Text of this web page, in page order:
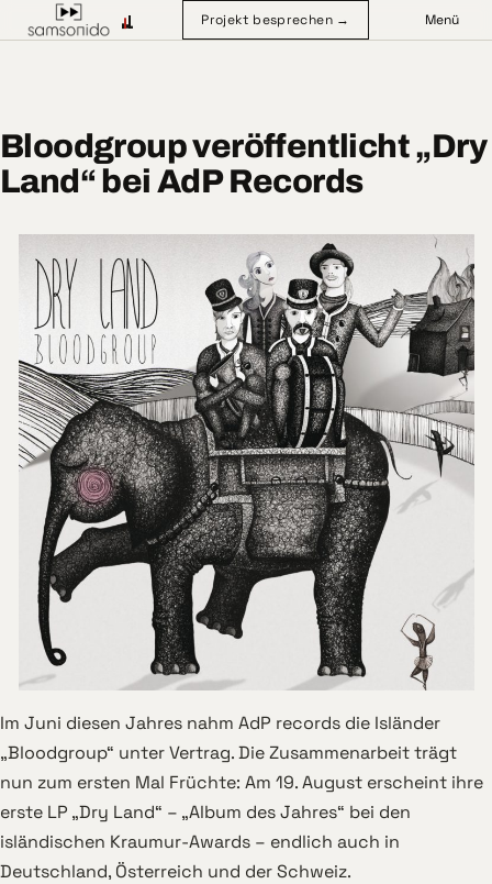
Projekt besprechen → Menü
Bloodgroup veröffentlicht „Dry
Land“ bei AdP Records
Im Juni diesen Jahres nahm AdP records die Isländer
„Bloodgroup“ unter Vertrag. Die Zusammenarbeit trägt
nun zum ersten Mal Früchte: Am 19. August erscheint ihre
erste LP „Dry Land“ – „Album des Jahres“ bei den
isländischen Kraumur-Awards – endlich auch in
Deutschland, Österreich und der Schweiz.